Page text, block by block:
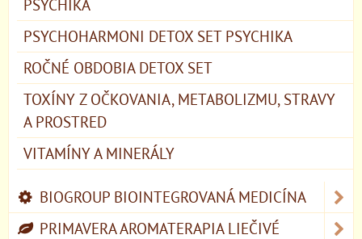
PSYCHIKA
PSYCHOHARMONI DETOX SET PSYCHIKA
ROČNÉ OBDOBIA DETOX SET
TOXÍNY Z OČKOVANIA, METABOLIZMU, STRAVY
A PROSTRED
VITAMÍNY A MINERÁLY
BIOGROUP BIOINTEGROVANÁ MEDICÍNA
PRIMAVERA AROMATERAPIA LIEČIVÉ